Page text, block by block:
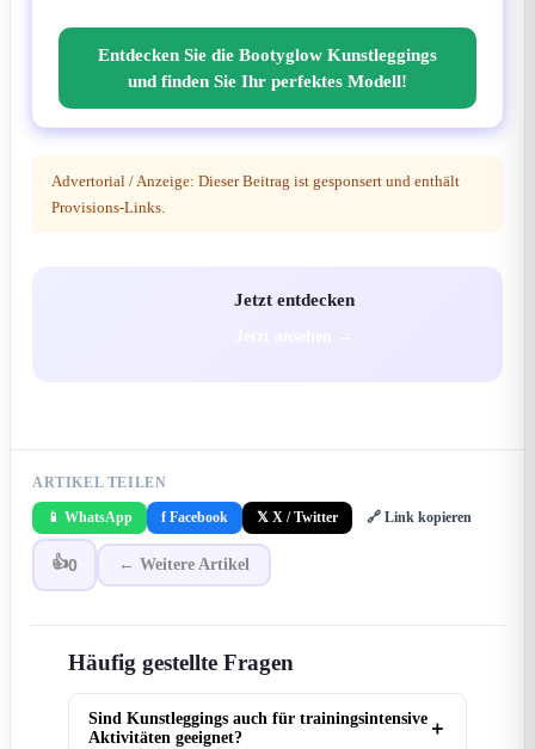
Entdecken Sie die Bootyglow Kunstleggings
und finden Sie Ihr perfektes Modell!
Advertorial / Anzeige: Dieser Beitrag ist gesponsert und enthält
Provisions-Links.
Jetzt entdecken
ARTIKEL TEILEN
📱 WhatsApp f Facebook 𝕏 X / Twitter 🔗 Link kopieren
👍0 ← Weitere Artikel
Häufig gestellte Fragen
Sind Kunstleggings auch für trainingsintensive
Aktivitäten geeignet?